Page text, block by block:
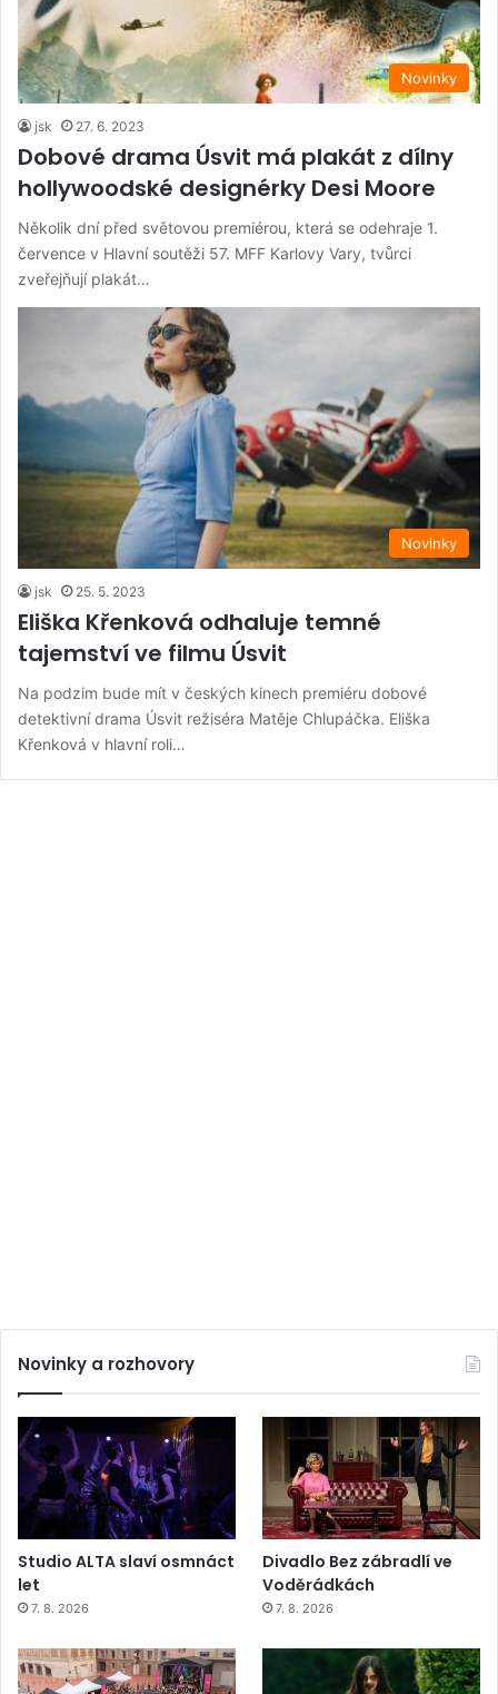
Novinky
jsk 27. 6. 2023
Dobové drama Úsvit má plakát z dílny
hollywoodské designérky Desi Moore
Několik dní před světovou premiérou, která se odehraje 1.
července v Hlavní soutěži 57. MFF Karlovy Vary, tvůrci
zveřejňují plakát…
Novinky
jsk 25. 5. 2023
Eliška Křenková odhaluje temné
tajemství ve filmu Úsvit
Na podzim bude mít v českých kinech premiéru dobové
detektivní drama Úsvit režiséra Matěje Chlupáčka. Eliška
Křenková v hlavní roli…
Novinky a rozhovory
Studio ALTA slaví osmnáct
let
7. 8. 2026
Divadlo Bez zábradlí ve
Voděrádkách
7. 8. 2026